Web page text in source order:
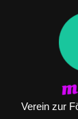
Verein zur